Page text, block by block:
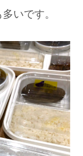
いです。